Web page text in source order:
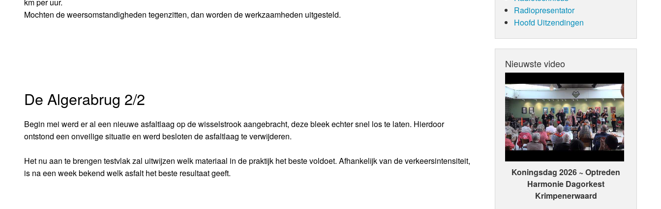
Mochten de weersomstandigheden tegenzitten, dan worden de werkzaamheden uitgesteld.
De Algerabrug 2/2
Begin mei werd er al een nieuwe asfaltlaag op de wisselstrook aangebracht, deze bleek echter snel los te laten. Hierdoor
ontstond een onveilige situatie en werd besloten de asfaltlaag te verwijderen.
Het nu aan te brengen testvlak zal uitwijzen welk materiaal in de praktijk het beste voldoet. Afhankelijk van de verkeersintensiteit,
is na een week bekend welk asfalt het beste resultaat geeft.
Radiopresentator
Hoofd Uitzendingen
Nieuwste video
Koningsdag 2026 ~ Optreden
Harmonie Dagorkest
Krimpenerwaard